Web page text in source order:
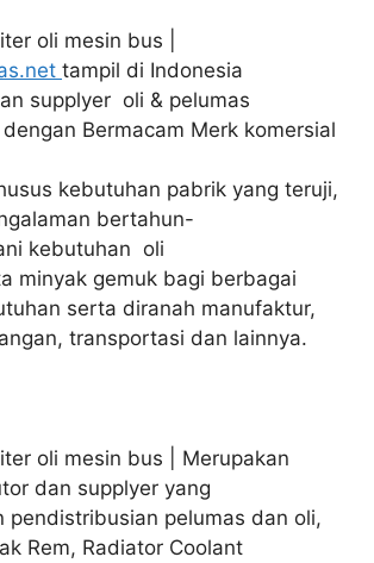
oli mesin bus |
tampil di Indonesia
supplyer oli & pelumas
Bermacam Merk komersial
kebutuhan pabrik yang teruji,
bertahun-
kebutuhan oli
minyak gemuk bagi berbagai
serta diranah manufaktur,
transportasi dan lainnya.
oli mesin bus | Merupakan
dan supplyer yang
pendistribusian pelumas dan oli,
Rem, Radiator Coolant